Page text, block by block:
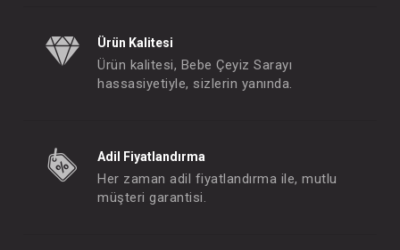
Ürün Kalitesi
Ürün kalitesi, Bebe Çeyiz Sarayı
hassasiyetiyle, sizlerin yanında.
Adil Fiyatlandırma
Her zaman adil fiyatlandırma ile, mutlu
müşteri garantisi.